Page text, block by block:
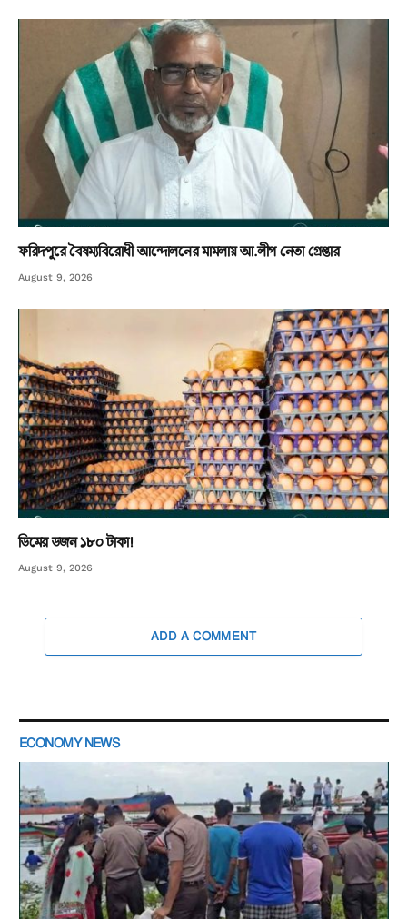
ফরিদপুরে বৈষম্যবিরোধী আন্দোলনের মামলায় আ.লীগ নেতা গ্রেপ্তার
August 9, 2026
ডিমের ডজন ১৮০ টাকা!
August 9, 2026
ADD A COMMENT
ECONOMY NEWS